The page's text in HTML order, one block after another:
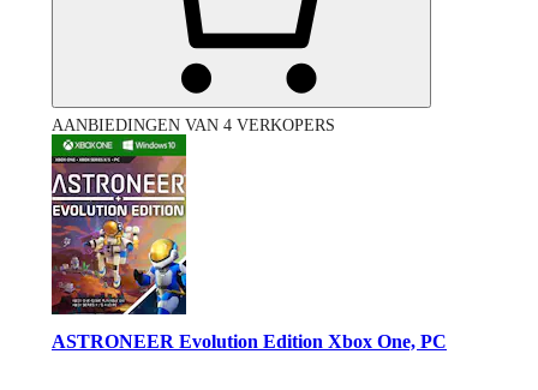
AANBIEDINGEN VAN 4 VERKOPERS
ASTRONEER Evolution Edition Xbox One, PC